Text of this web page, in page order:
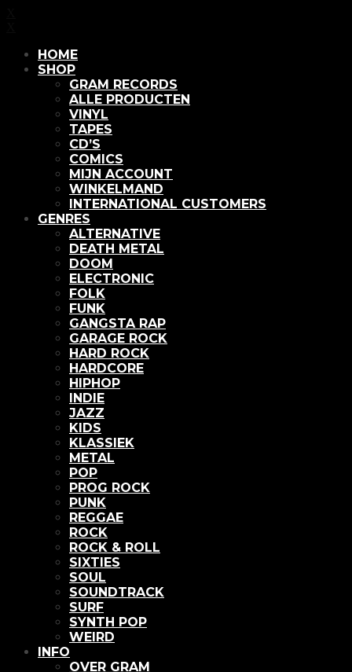
HOME
SHOP
GRAM RECORDS
ALLE PRODUCTEN
VINYL
TAPES
CD’S
COMICS
MIJN ACCOUNT
WINKELMAND
INTERNATIONAL CUSTOMERS
GENRES
ALTERNATIVE
DEATH METAL
DOOM
ELECTRONIC
FOLK
FUNK
GANGSTA RAP
GARAGE ROCK
HARD ROCK
HARDCORE
HIPHOP
INDIE
JAZZ
KIDS
KLASSIEK
METAL
POP
PROG ROCK
PUNK
REGGAE
ROCK
ROCK & ROLL
SIXTIES
SOUL
SOUNDTRACK
SURF
SYNTH POP
WEIRD
INFO
OVER GRAM